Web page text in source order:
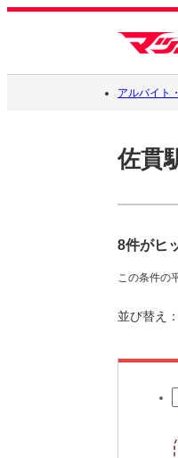
アルバイト
佐貫
8件がヒ
この条件の
並び替え：